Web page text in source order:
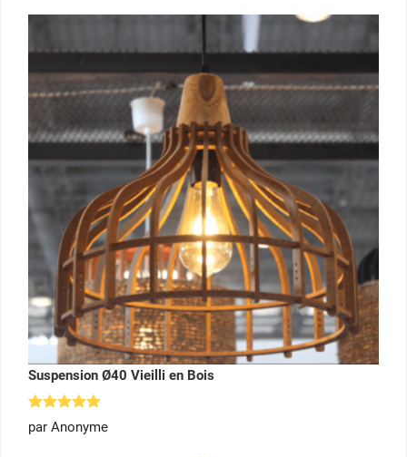
Suspension Ø40 Vieilli en Bois
Note
sur 5
par Anonyme